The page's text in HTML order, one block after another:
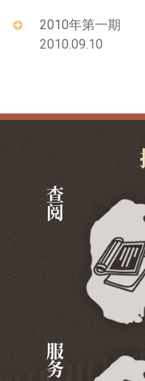
2010年第一期
2010.09.10
查阅
服务